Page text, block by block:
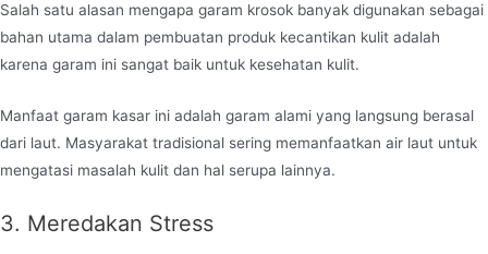
Salah satu alasan mengapa garam krosok banyak digunakan sebagai
bahan utama dalam pembuatan produk kecantikan kulit adalah
karena garam ini sangat baik untuk kesehatan kulit.
Manfaat garam kasar ini adalah garam alami yang langsung berasal
dari laut. Masyarakat tradisional sering memanfaatkan air laut untuk
mengatasi masalah kulit dan hal serupa lainnya.
3. Meredakan Stress